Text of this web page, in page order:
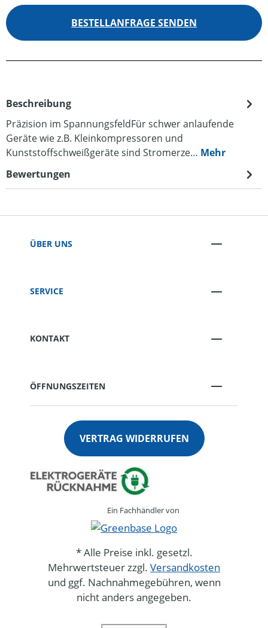
BESTELLANFRAGE SENDEN
Beschreibung
Präzision im SpannungsfeldFür schwer anlaufende
Geräte wie z.B. Kleinkompressoren und
Kunststoffschweißgeräte sind Stromerze… Mehr
Bewertungen
ÜBER UNS
SERVICE
KONTAKT
ÖFFNUNGSZEITEN
VERTRAG WIDERRUFEN
Ein Fachhändler von
* Alle Preise inkl. gesetzl.
Mehrwertsteuer zzgl. Versandkosten
und ggf. Nachnahmegebühren, wenn
nicht anders angegeben.